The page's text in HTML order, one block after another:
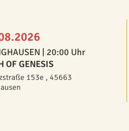
| 20:00 Uhr
OF GENESIS
153e , 45663